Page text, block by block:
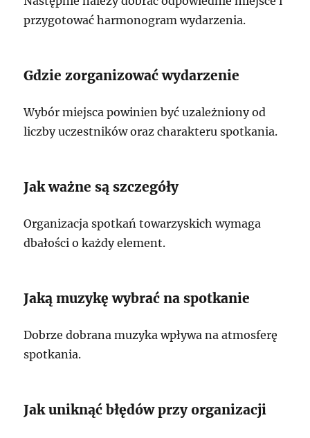
przygotować harmonogram wydarzenia.
Gdzie zorganizować wydarzenie
Wybór miejsca powinien być uzależniony od
liczby uczestników oraz charakteru spotkania.
Jak ważne są szczegóły
Organizacja spotkań towarzyskich wymaga
dbałości o każdy element.
Jaką muzykę wybrać na spotkanie
Dobrze dobrana muzyka wpływa na atmosferę
spotkania.
Jak uniknąć błędów przy organizacji